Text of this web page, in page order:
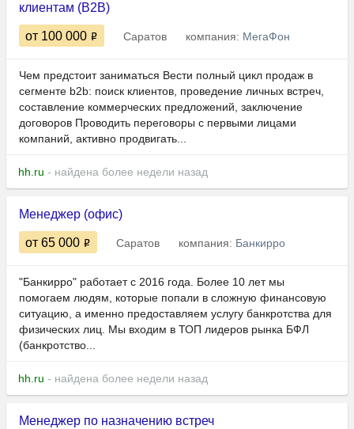
клиентам (B2B)
от 100 000 Саратов компания: МегаФон
Чем предстоит заниматься Вести полный цикл продаж в
сегменте b2b: поиск клиентов, проведение личных встреч,
составление коммерческих предложений, заключение
договоров Проводить переговоры с первыми лицами
компаний, активно продвигать...
hh.ru - найдена более недели назад
Менеджер (офис)
от 65 000 Саратов компания: Банкирро
"Банкирро" работает с 2016 года. Более 10 лет мы
помогаем людям, которые попали в сложную финансовую
ситуацию, а именно предоставляем услугу банкротства для
физических лиц. Мы входим в ТОП лидеров рынка БФЛ
(банкротство...
hh.ru - найдена более недели назад
Менеджер по назначению встреч